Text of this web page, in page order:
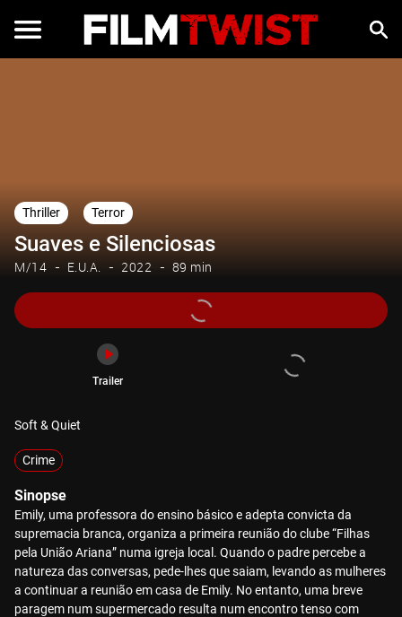
Thriller Terror
Suaves e Silenciosas
M/14 E.U.A. 2022 89 min
Trailer
Soft & Quiet
Crime
Sinopse
Emily, uma professora do ensino básico e adepta convicta da
supremacia branca, organiza a primeira reunião do clube “Filhas
pela União Ariana” numa igreja local. Quando o padre percebe a
natureza das conversas, pede-lhes que saiam, levando as mulheres
a continuar a reunião em casa de Emily. No entanto, uma breve
paragem num supermercado resulta num encontro tenso com